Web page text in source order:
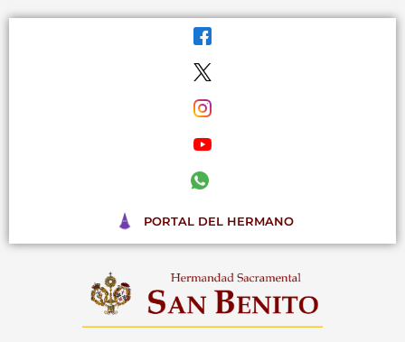
PORTAL DEL HERMANO